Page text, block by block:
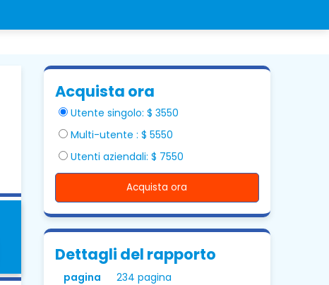
Acquista ora
Utente singolo: $ 3550
Multi-utente : $ 5550
Utenti aziendali: $ 7550
Acquista ora
Dettagli del rapporto
pagina
234 pagina